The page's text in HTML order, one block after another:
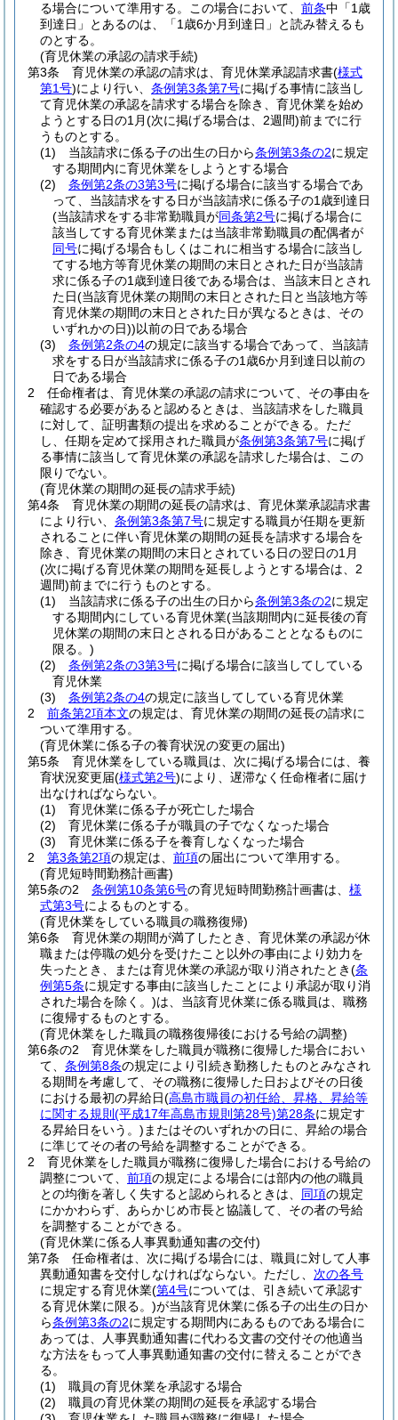
る場合について準用する。
この場合において、 前条中「1歳
到達日」とあるのは、「1歳6か月到達日」と読み替えるも
のとする。
(育児休業の承認の請求手続)
第3条
育児休業の承認の請求は、育児休業承認請求書(様式
第1号)により行い、 条例第3条第7号に掲げる事情に該当し
て育児休業の承認を請求する場合を除き、育児休業を始め
ようとする日の1月(次に掲げる場合は、2週間)前までに行
うものとする。
(1)
当該請求に係る子の出生の日から条例第3条の2に規定
する期間内に育児休業をしようとする場合
(2)
条例第2条の3第3号に掲げる場合に該当する場合であ
って、当該請求をする日が当該請求に係る子の1歳到達日
(当該請求をする非常勤職員が同条第2号に掲げる場合に
該当してする育児休業または当該非常勤職員の配偶者が
同号に掲げる場合もしくはこれに相当する場合に該当し
てする地方等育児休業の期間の末日とされた日が当該請
求に係る子の1歳到達日後である場合は、当該末日とされ
た日(当該育児休業の期間の末日とされた日と当該地方等
育児休業の期間の末日とされた日が異なるときは、その
いずれかの日))以前の日である場合
(3)
条例第2条の4の規定に該当する場合であって、当該請
求をする日が当該請求に係る子の1歳6か月到達日以前の
日である場合
2
任命権者は、育児休業の承認の請求について、その事由を
確認する必要があると認めるときは、当該請求をした職員
に対して、証明書類の提出を求めることができる。 ただ
し、任期を定めて採用された職員が条例第3条第7号に掲げ
る事情に該当して育児休業の承認を請求した場合は、この
限りでない。
(育児休業の期間の延長の請求手続)
第4条
育児休業の期間の延長の請求は、育児休業承認請求書
により行い、 条例第3条第7号に規定する職員が任期を更新
されることに伴い育児休業の期間の延長を請求する場合を
除き、育児休業の期間の末日とされている日の翌日の1月
(次に掲げる育児休業の期間を延長しようとする場合は、2
週間)前までに行うものとする。
(1)
当該請求に係る子の出生の日から条例第3条の2に規定
する期間内にしている育児休業(当該期間内に延長後の育
児休業の期間の末日とされる日があることとなるものに
限る。)
(2)
条例第2条の3第3号に掲げる場合に該当してしている
育児休業
(3)
条例第2条の4の規定に該当してしている育児休業
2
前条第2項本文の規定は、育児休業の期間の延長の請求に
ついて準用する。
(育児休業に係る子の養育状況の変更の届出)
第5条
育児休業をしている職員は、次に掲げる場合には、養
育状況変更届(様式第2号)により、遅滞なく任命権者に届け
出なければならない。
(1)
育児休業に係る子が死亡した場合
(2)
育児休業に係る子が職員の子でなくなった場合
(3)
育児休業に係る子を養育しなくなった場合
2
第3条第2項の規定は、 前項の届出について準用する。
(育児短時間勤務計画書)
第5条の2
条例第10条第6号の育児短時間勤務計画書は、 様
式第3号によるものとする。
(育児休業をしている職員の職務復帰)
第6条
育児休業の期間が満了したとき、育児休業の承認が休
職または停職の処分を受けたこと以外の事由により効力を
失ったとき、または育児休業の承認が取り消されたとき(条
例第5条に規定する事由に該当したことにより承認が取り消
された場合を除く。)は、当該育児休業に係る職員は、職務
に復帰するものとする。
(育児休業をした職員の職務復帰後における号給の調整)
第6条の2
育児休業をした職員が職務に復帰した場合におい
て、 条例第8条の規定により引続き勤務したものとみなされ
る期間を考慮して、その職務に復帰した日およびその日後
における最初の昇給日(高島市職員の初任給、昇格、昇給等
に関する規則 (平成17年高島市規則第28号)第28条に規定す
る昇給日をいう。) またはそのいずれかの日に、昇給の場合
に準じてその者の号給を調整することができる。
2
育児休業をした職員が職務に復帰した場合における号給の
調整について、 前項の規定による場合には部内の他の職員
との均衡を著しく失すると認められるときは、 同項の規定
にかかわらず、あらかじめ市長と協議して、その者の号給
を調整することができる。
(育児休業に係る人事異動通知書の交付)
第7条
任命権者は、次に掲げる場合には、職員に対して人事
異動通知書を交付しなければならない。 ただし、 次の各号
に規定する育児休業(第4号については、引き続いて承認す
る育児休業に限る。)が当該育児休業に係る子の出生の日か
ら条例第3条の2に規定する期間内にあるものである場合に
あっては、人事異動通知書に代わる文書の交付その他適当
な方法をもって人事異動通知書の交付に替えることができ
る。
(1)
職員の育児休業を承認する場合
(2)
職員の育児休業の期間の延長を承認する場合